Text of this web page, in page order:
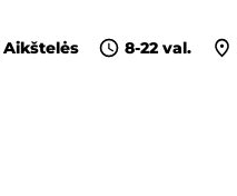
Aikštelės 8-22 val.